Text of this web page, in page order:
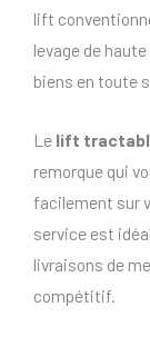
lift
levage de
biens en toute
Le lift
remorque qui
facilement sur
service est
livraisons de
compétitif.